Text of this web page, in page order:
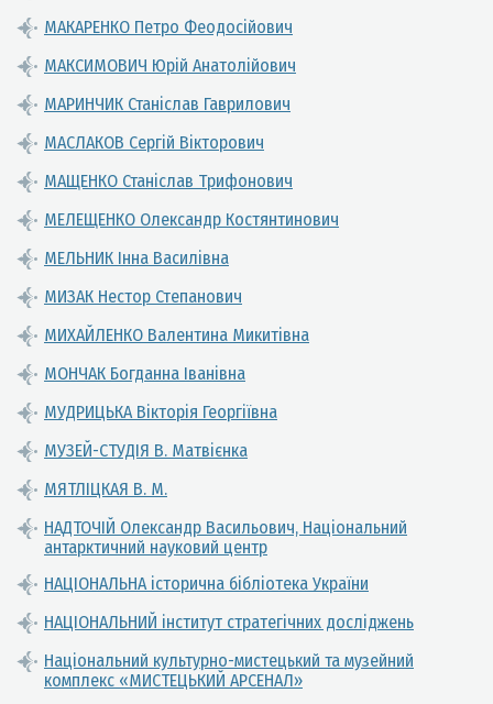
МАКАРЕНКО Петро Феодосійович
МАКСИМОВИЧ Юрій Анатолійович
МАРИНЧИК Станіслав Гаврилович
МАСЛАКОВ Сергій Вікторович
МАЩЕНКО Станіслав Трифонович
МЕЛЕЩЕНКО Олександр Костянтинович
МЕЛЬНИК Інна Василівна
МИЗАК Нестор Степанович
МИХАЙЛЕНКО Валентина Микитівна
МОНЧАК Богданна Іванівна
МУДРИЦЬКА Вікторія Георгіївна
МУЗЕЙ-СТУДІЯ В. Матвієнка
МЯТЛІЦКАЯ В. М.
НАДТОЧІЙ Олександр Васильович, Національний
антарктичний науковий центр
НАЦІОНАЛЬНА історична бібліотека України
НАЦІОНАЛЬНИЙ інститут стратегічних досліджень
Національний культурно-мистецький та музейний
комплекс «МИСТЕЦЬКИЙ АРСЕНАЛ»